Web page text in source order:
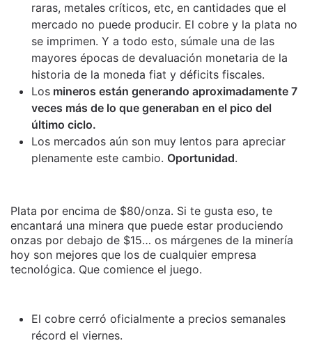
raras, metales críticos, etc, en cantidades que el
mercado no puede producir. El cobre y la plata no
se imprimen. Y a todo esto, súmale una de las
mayores épocas de devaluación monetaria de la
historia de la moneda fiat y déficits fiscales.
Los mineros están generando aproximadamente 7
veces más de lo que generaban en el pico del
último ciclo.
Los mercados aún son muy lentos para apreciar
plenamente este cambio. Oportunidad.
Plata por encima de $80/onza. Si te gusta eso, te
encantará una minera que puede estar produciendo
onzas por debajo de $15… os márgenes de la minería
hoy son mejores que los de cualquier empresa
tecnológica. Que comience el juego.
El cobre cerró oficialmente a precios semanales
récord el viernes.